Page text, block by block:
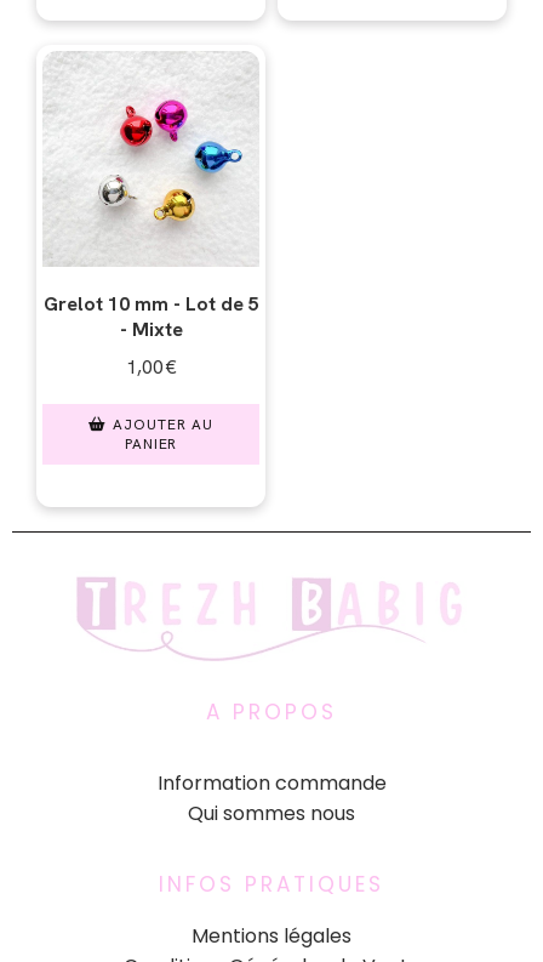
Grelot 10 mm - Lot de 5
- Mixte
1,00€
AJOUTER AU
PANIER
A PROPOS
Information commande
Qui sommes nous
INFOS PRATIQUES
Mentions légales